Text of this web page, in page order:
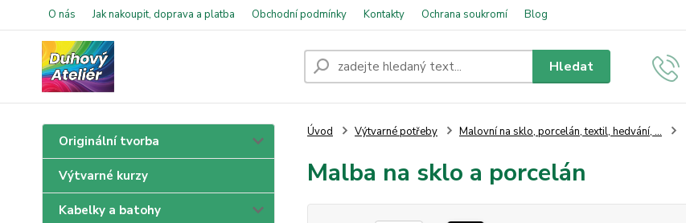
O nás Jak nakoupit, doprava a platba Obchodní podmínky Kontakty Ochrana soukromí Blog
Hledat
Originální tvorba
Výtvarné kurzy
Kabelky a batohy
Úvod Výtvarné potřeby Malovní na sklo, porcelán, textil, hedvání, ...
Malba na sklo a porcelán